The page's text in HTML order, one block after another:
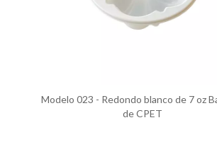
Modelo 023 - Redondo blanco de 7 oz
de CPET